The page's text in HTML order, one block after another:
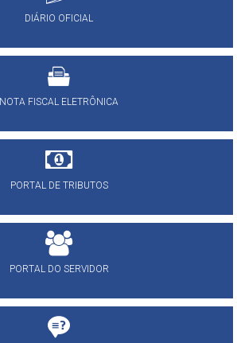
DIÁRIO OFICIAL
NOTA FISCAL ELETRÔNICA
PORTAL DE TRIBUTOS
PORTAL DO SERVIDOR